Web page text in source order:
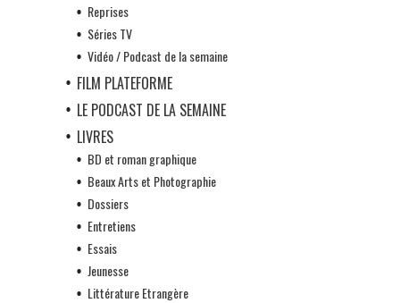
Reprises
Séries TV
Vidéo / Podcast de la semaine
FILM PLATEFORME
LE PODCAST DE LA SEMAINE
LIVRES
BD et roman graphique
Beaux Arts et Photographie
Dossiers
Entretiens
Essais
Jeunesse
Littérature Etrangère